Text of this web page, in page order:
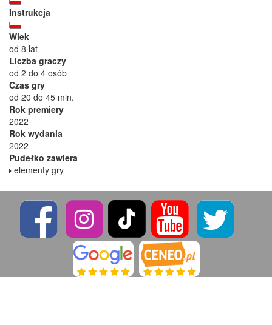
Instrukcja
Wiek
od 8 lat
Liczba graczy
od 2 do 4 osób
Czas gry
od 20 do 45 min.
Rok premiery
2022
Rok wydania
2022
Pudełko zawiera
elementy gry